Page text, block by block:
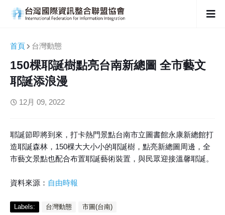
首頁 台灣動態
150棵耶誕樹點亮台南新總圖 全市藝文
耶誕添浪漫
12月 09, 2022
耶誕節即將到來，打卡熱門景點台南市立圖書館永康新總館打
造耶誕森林，150棵大大小小的耶誕樹，點亮新總圖周邊，全
市藝文景點也配合布置耶誕藝術裝置，與民眾迎接溫馨耶誕。
資料來源： 自由時報
Labels: 台灣動態 市圖(台南)